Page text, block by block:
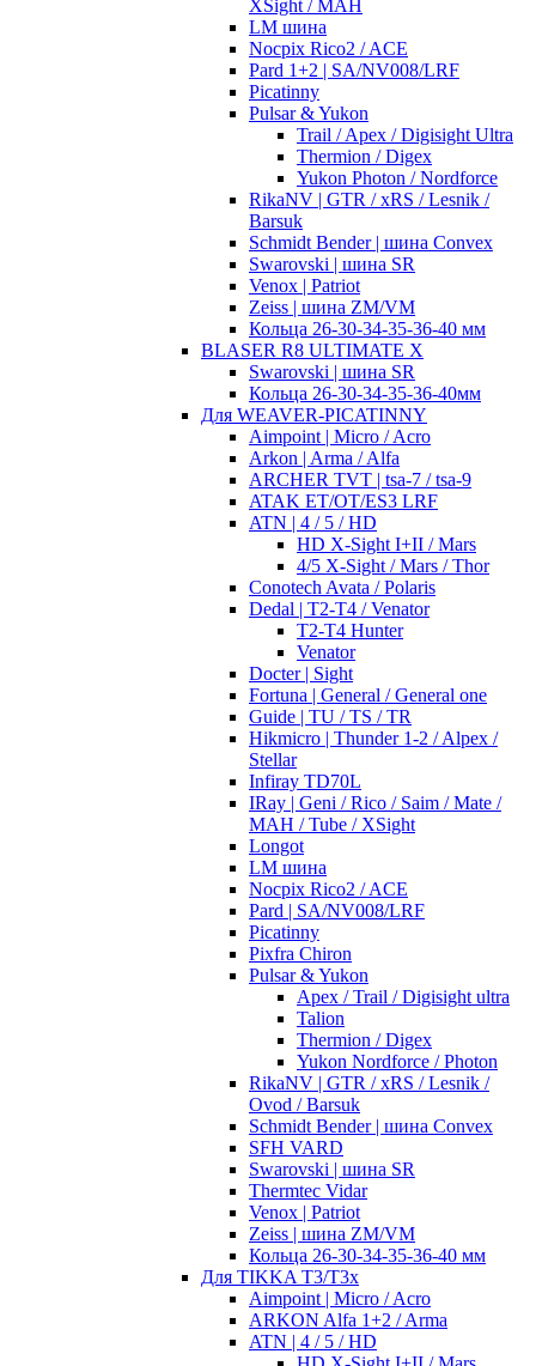
XSight / MAH
LM шина
Nocpix Rico2 / ACE
Pard 1+2 | SA/NV008/LRF
Picatinny
Pulsar & Yukon
Trail / Apex / Digisight Ultra
Thermion / Digex
Yukon Photon / Nordforce
RikaNV | GTR / xRS / Lesnik /
Barsuk
Schmidt Bender | шина Convex
Swarovski | шина SR
Venox | Patriot
Zeiss | шина ZM/VM
Кольца 26-30-34-35-36-40 мм
BLASER R8 ULTIMATE X
Swarovski | шина SR
Кольца 26-30-34-35-36-40мм
Для WEAVER-PICATINNY
Aimpoint | Micro / Acro
Arkon | Arma / Alfa
ARCHER TVT | tsa-7 / tsa-9
ATAK ET/OT/ES3 LRF
ATN | 4 / 5 / HD
HD X-Sight I+II / Mars
4/5 X-Sight / Mars / Thor
Conotech Avata / Polaris
Dedal | T2-T4 / Venator
T2-T4 Hunter
Venator
Docter | Sight
Fortuna | General / General one
Guide | TU / TS / TR
Hikmicro | Thunder 1-2 / Alpex /
Stellar
Infiray TD70L
IRay | Geni / Rico / Saim / Mate /
MAH / Tube / XSight
Longot
LM шина
Nocpix Rico2 / ACE
Pard | SA/NV008/LRF
Picatinny
Pixfra Chiron
Pulsar & Yukon
Apex / Trail / Digisight ultra
Talion
Thermion / Digex
Yukon Nordforce / Photon
RikaNV | GTR / xRS / Lesnik /
Ovod / Barsuk
Schmidt Bender | шина Convex
SFH VARD
Swarovski | шина SR
Thermtec Vidar
Venox | Patriot
Zeiss | шина ZM/VM
Кольца 26-30-34-35-36-40 мм
Для TIKKA T3/T3x
Aimpoint | Micro / Acro
ARKON Alfa 1+2 / Arma
ATN | 4 / 5 / HD